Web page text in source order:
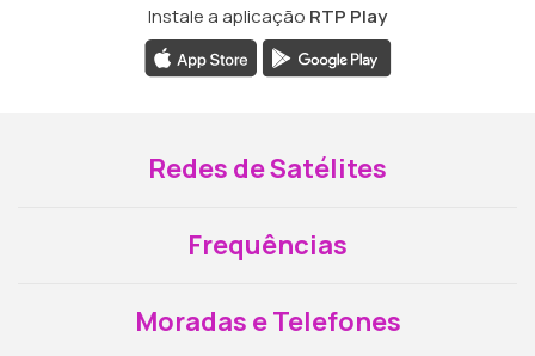
Instale a aplicação RTP Play
Redes de Satélites
Frequências
Moradas e Telefones